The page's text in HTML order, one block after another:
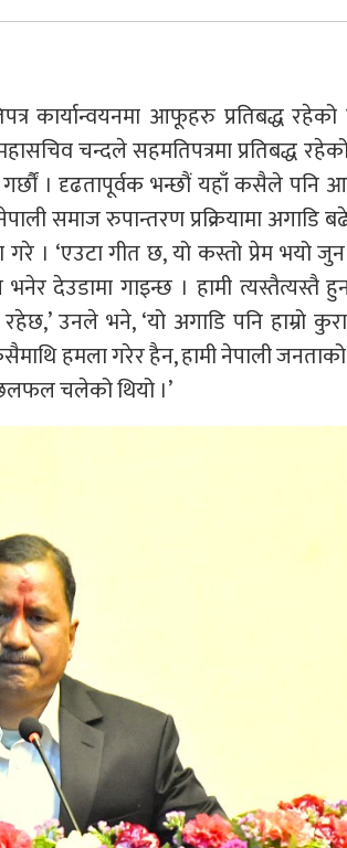
कार्यान्वयनमा आफूहरु प्रतिबद्ध
चन्दले सहमतिपत्रमा प्रतिबद्ध
। दृढतापूर्वक भन्छौं यहाँ कसैले पनि
समाज रुपान्तरण प्रक्रियामा अगाडि
। ‘एउटा गीत छ, यो कस्तो प्रेम भयो
देउडामा गाइन्छ । हामी त्यस्तैत्यस्तै
उनले भने, ‘यो अगाडि पनि हाम्रो
हमला गरेर हैन, हामी नेपाली
छलफल चलेको थियो ।’